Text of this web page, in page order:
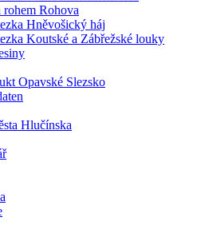
rohem Rohova
Hněvošický háj
Koutské a Zábřežské louky
Opavské Slezsko
Hlučínska